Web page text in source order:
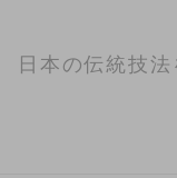
日本の伝統技